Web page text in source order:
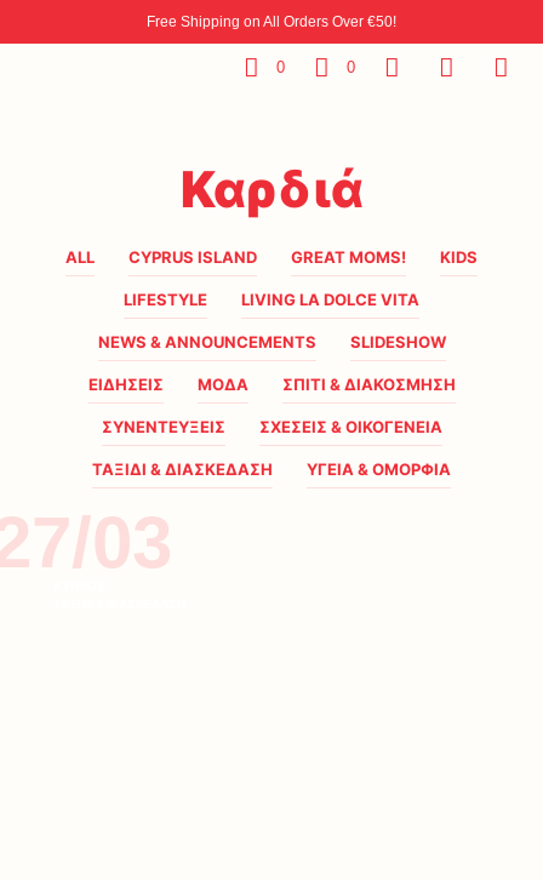
Free Shipping on All Orders Over €50!
0 0
Καρδιά
ALL CYPRUS ISLAND GREAT MOMS! KIDS
LIFESTYLE LIVING LA DOLCE VITA
NEWS & ANNOUNCEMENTS SLIDESHOW
ΕΙΔΗΣΕΙΣ ΜΟΔΑ ΣΠΙΤΙ & ΔΙΑΚΟΣΜΗΣΗ
ΣΥΝΕΝΤΕΥΞΕΙΣ ΣΧΕΣΕΙΣ & ΟΙΚΟΓΕΝΕΙΑ
ΤΑΞΙΔΙ & ΔΙΑΣΚΕΔΑΣΗ ΥΓΕΙΑ & ΟΜΟΡΦΙΑ
03